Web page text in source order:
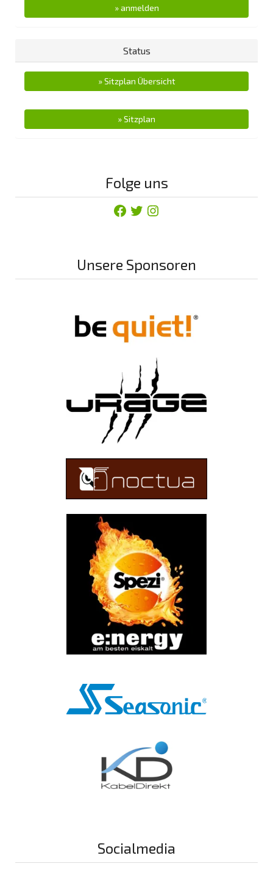
» anmelden
Status
» Sitzplan Übersicht
» Sitzplan
Folge uns
Facebook
TwitterInstagram
Unsere Sponsoren
Socialmedia